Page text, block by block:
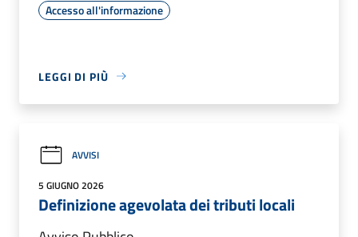
Accesso all'informazione
LEGGI DI PIÙ
AVVISI
5 GIUGNO 2026
Definizione agevolata dei tributi locali